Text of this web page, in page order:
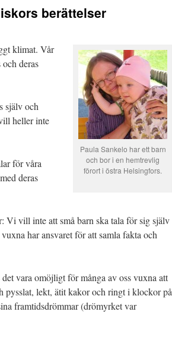
berättelser
Paula Sankelo har ett barn
och bor i en hemtrevlig
förort i östra Helsingfors.
klimat. Vår
deras
själv och
heller inte
för våra
deras
Vi vill inte att små barn ska tala för sig själv
har ansvaret för att samla fakta och
vara omöjligt för många av oss vuxna att
pysslat, lekt, ätit kakor och ringt i klockor på
framtidsdrömmar (drömyrket var